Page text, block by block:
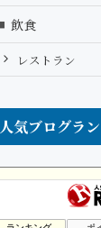
飲食
レストラン
人気ブログラ
そうだ!ドイツ
リンパドレナージ